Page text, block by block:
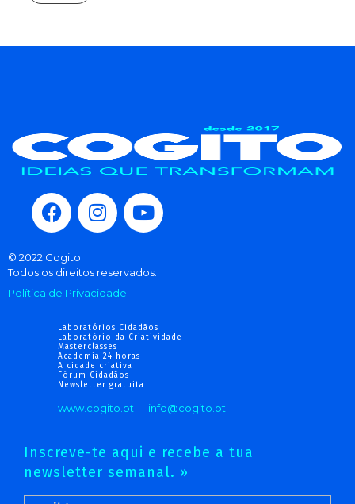
© 2022 Cogito
Todos os direitos reservados.
Política de Privacidade
Laboratórios Cidadãos
Laboratório da Criatividade
Masterclasses
Academia 24 horas
A cidade criativa
Fórum Cidadãos
Newsletter gratuita
www.cogito.pt info@cogito.pt
Inscreve-te aqui e recebe a tua
newsletter semanal. »